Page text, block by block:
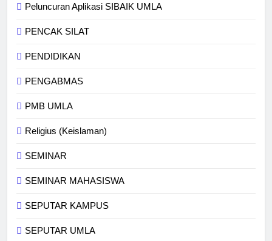
Peluncuran Aplikasi SIBAIK UMLA
PENCAK SILAT
PENDIDIKAN
PENGABMAS
PMB UMLA
Religius (Keislaman)
SEMINAR
SEMINAR MAHASISWA
SEPUTAR KAMPUS
SEPUTAR UMLA